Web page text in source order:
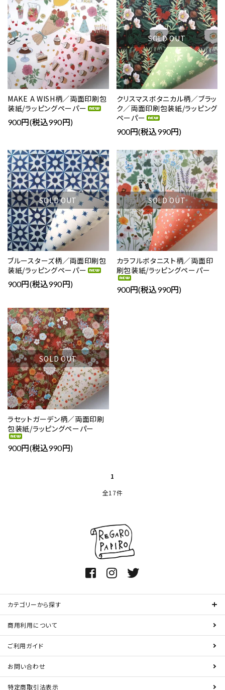
MAKE A WISH柄／両面印刷包
装紙/ラッピングペーパー
900円(税込990円)
SOLD OUT
クリスマスボタニカル柄／ブラッ
ク／両面印刷包装紙/ラッピング
ペーパー
900円(税込990円)
SOLD OUT
ブルースターズ柄／両面印刷包
装紙/ラッピングペーパー
900円(税込990円)
favorite
SOLD OUT
カラフルボタニスト柄／両面印
刷包装紙/ラッピングペーパー
900円(税込990円)
favorite
SOLD OUT
ラセットガーデン柄／両面印刷
包装紙/ラッピングペーパー
900円(税込990円)
favorite
1
全17件
カテゴリーから探す
商用利用について
ご利用ガイド
お問い合わせ
特定商取引法表示